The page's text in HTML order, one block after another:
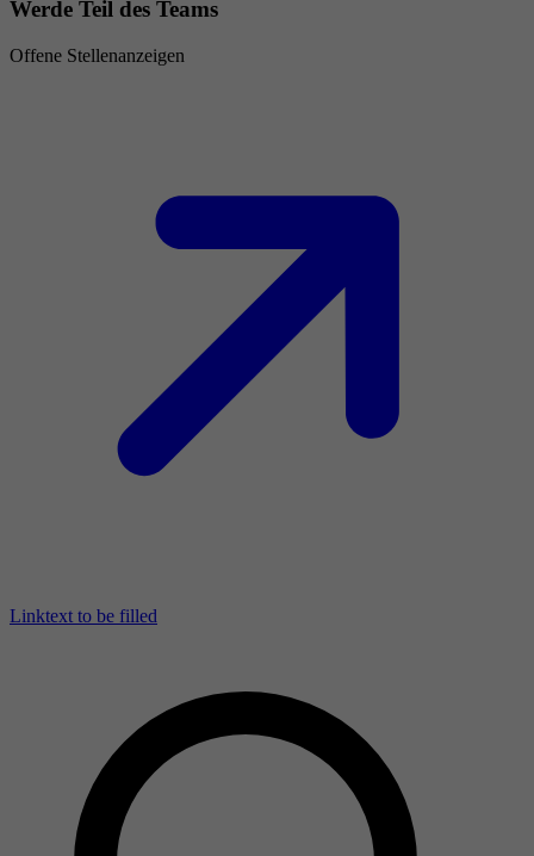
Werde Teil des Teams
Offene Stellenanzeigen
Linktext to be filled